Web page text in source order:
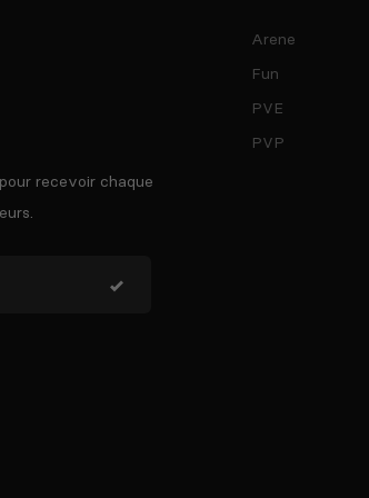
recevoir chaque
Arene
Fun
PVE
PVP